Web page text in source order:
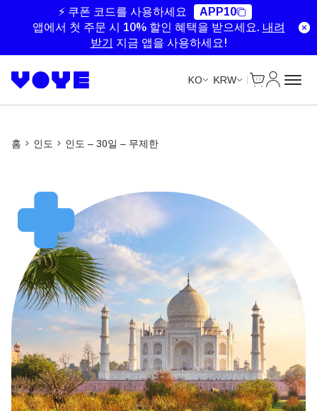
⚡ 쿠폰 코드를 사용하세요
APP10
앱에서 첫 주문 시 10% 할인 혜택을 받으세요. 내려
받기
지금 앱을 사용하세요!
KO KRW
홈 인도 인도 – 30일 – 무제한
Unlimited Data
Unlimited Data
Unlimited Data
Unlimited Data